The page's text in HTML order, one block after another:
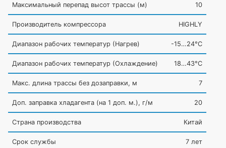
Максимальный перепад высот трассы (м) 10
Производитель компрессора HIGHLY
Диапазон рабочих температур (Нагрев) -15…24°C
Диапазон рабочих температур (Охлаждение) 18…43°C
Макс. длина трассы без дозаправки, м 7
Доп. заправка хладагента (на 1 доп. м.), г/м 20
Страна производства Китай
Срок службы 7 лет